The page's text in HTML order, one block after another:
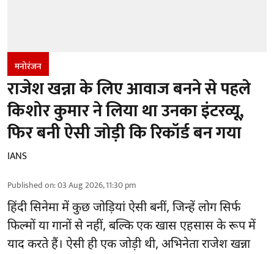
मनोरंजन
राजेश खन्ना के लिए आवाज बनने से पहले
किशोर कुमार ने लिया था उनका इंटरव्यू,
फिर बनी ऐसी जोड़ी कि रिकॉर्ड बन गया
IANS
Published on:03 Aug 2026, 11:30 pm
हिंदी सिनेमा में कुछ जोड़ियां ऐसी बनीं, जिन्हें लोग सिर्फ
फिल्मों या गानों से नहीं, बल्कि एक खास एहसास के रूप में
याद करते हैं। ऐसी ही एक जोड़ी थी, अभिनेता राजेश खन्ना